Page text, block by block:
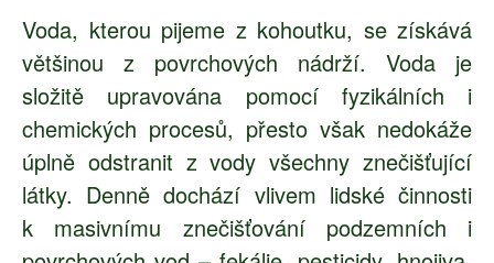
Voda, kterou pijeme z kohoutku, se získává
většinou z povrchových nádrží. Voda je
složitě upravována pomocí fyzikálních i
chemických procesů, přesto však nedokáže
úplně odstranit z vody všechny znečišťující
látky. Denně dochází vlivem lidské činnosti
k masivnímu znečišťování podzemních i